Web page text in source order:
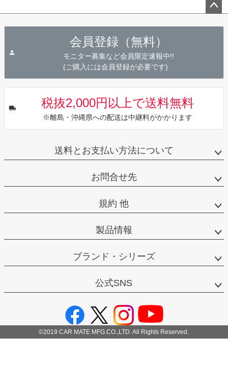
会員登録（無料）
モニター募集など会員限定速報中!!
(ご購入には会員登録が必要です)
税抜2,000円以上で送料無料
※離島・沖縄県への配送は中継料がかかります
送料とお支払い方法について
お問合せ先
規約 他
製品情報
ブランド・シリーズ
公式SNS
©2019 CAR MATE MFG.CO.,LTD. All Rights Reserved.